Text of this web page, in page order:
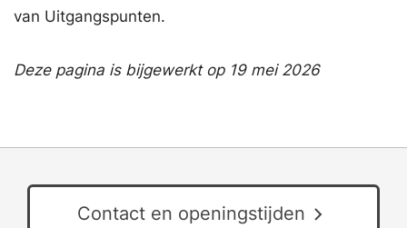
van Uitgangspunten.
Deze pagina is bijgewerkt op 19 mei 2026
Contact en openingstijden